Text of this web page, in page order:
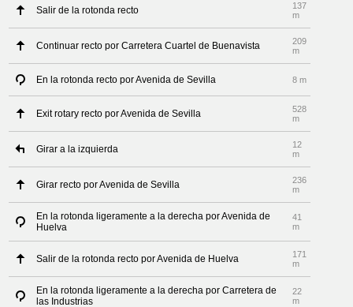
Salir de la rotonda recto
137
m
Continuar recto por Carretera Cuartel de Buenavista
209
m
En la rotonda recto por Avenida de Sevilla 8 m
Exit rotary recto por Avenida de Sevilla
528
m
Girar a la izquierda
12
m
Girar recto por Avenida de Sevilla
236
m
En la rotonda ligeramente a la derecha por Avenida de
Huelva
41
m
Salir de la rotonda recto por Avenida de Huelva
171
m
En la rotonda ligeramente a la derecha por Carretera de
las Industrias
22
m